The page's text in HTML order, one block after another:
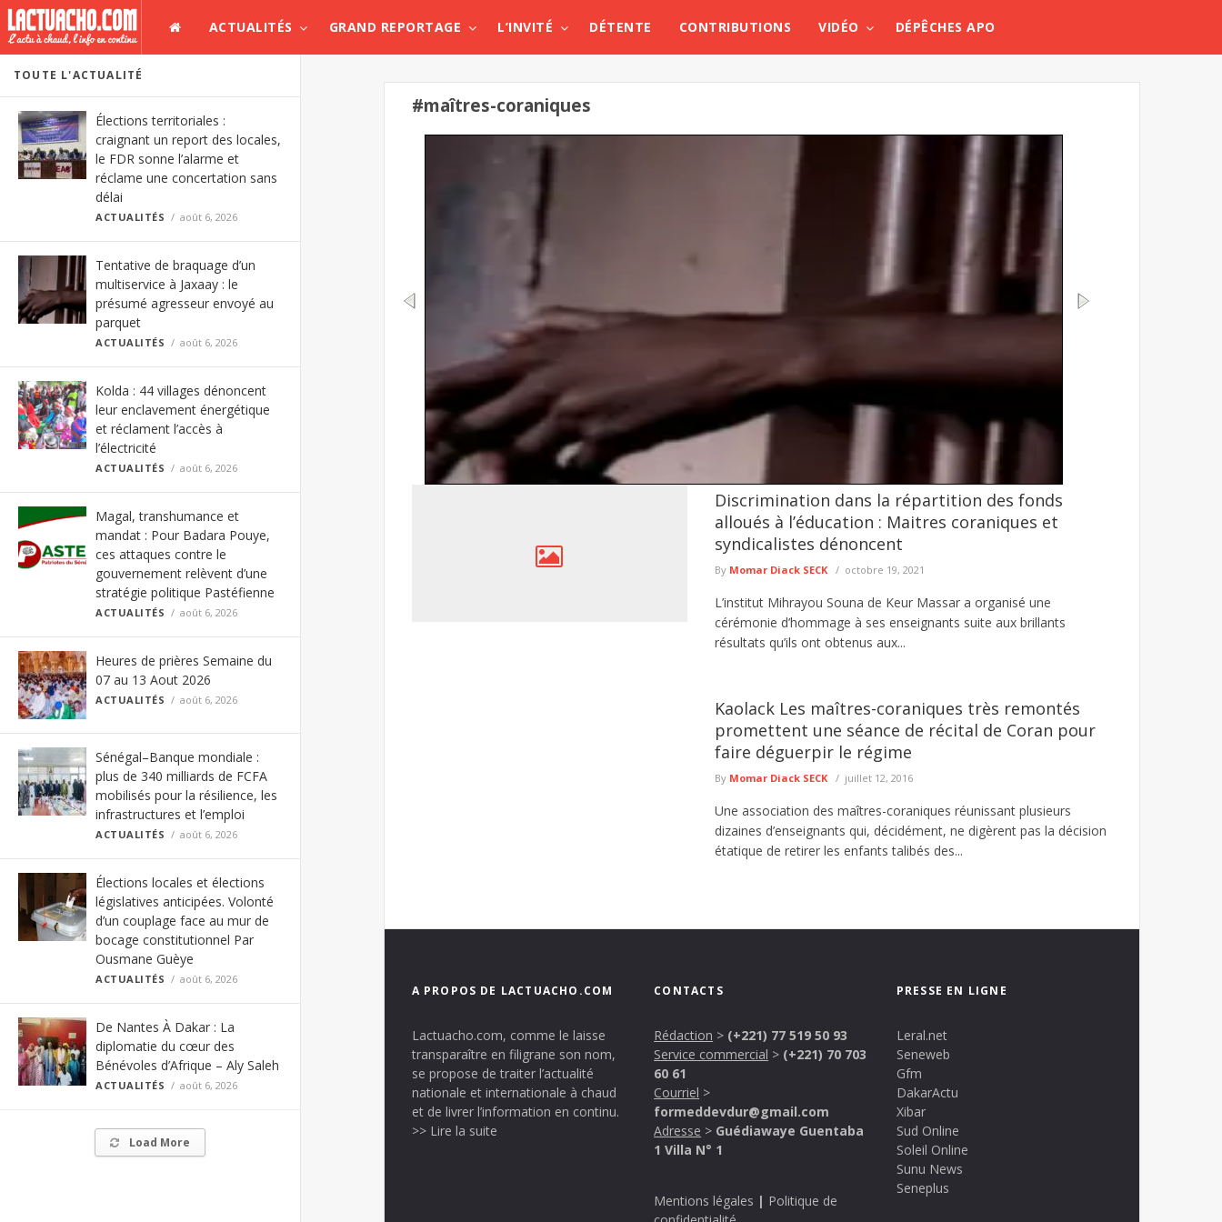
ACTUALITÉS GRAND REPORTAGE L’INVITÉ DÉTENTE CONTRIBUTIONS VIDÉO DÉPÊCHES APO
TOUTE L'ACTUALITÉ
Élections territoriales :
craignant un report des locales,
le FDR sonne l’alarme et
réclame une concertation sans
délai
ACTUALITÉS août 6, 2026
Tentative de braquage d’un
multiservice à Jaxaay : le
présumé agresseur envoyé au
parquet
ACTUALITÉS août 6, 2026
Kolda : 44 villages dénoncent
leur enclavement énergétique
et réclament l’accès à
l’électricité
ACTUALITÉS août 6, 2026
Magal, transhumance et
mandat : Pour Badara Pouye,
ces attaques contre le
gouvernement relèvent d’une
stratégie politique Pastéfienne
ACTUALITÉS août 6, 2026
Heures de prières Semaine du
07 au 13 Aout 2026
ACTUALITÉS août 6, 2026
Sénégal–Banque mondiale :
plus de 340 milliards de FCFA
mobilisés pour la résilience, les
infrastructures et l’emploi
ACTUALITÉS août 6, 2026
Élections locales et élections
législatives anticipées. Volonté
d’un couplage face au mur de
bocage constitutionnel Par
Ousmane Guèye
ACTUALITÉS août 6, 2026
De Nantes À Dakar : La
diplomatie du cœur des
Bénévoles d’Afrique – Aly Saleh
ACTUALITÉS août 6, 2026
Load More
#maîtres-coraniques
Tentative de braquage d’un multiservice à Jaxaay : le présumé agresseur envoyé au parquet
Le Commissariat d’arrondissement de Jaxaay a annoncé le défèrement au parquet d’un individu mis en cause dans une affaire
Discrimination dans la répartition des fonds
alloués à l’éducation : Maitres coraniques et
syndicalistes dénoncent
By Momar Diack SECK octobre 19, 2021
L’institut Mihrayou Souna de Keur Massar a organisé une
cérémonie d’hommage à ses enseignants suite aux brillants
résultats qu’ils ont obtenus aux...
Kaolack Les maîtres-coraniques très remontés
promettent une séance de récital de Coran pour
faire déguerpir le régime
By Momar Diack SECK juillet 12, 2016
Une association des maîtres-coraniques réunissant plusieurs
dizaines d’enseignants qui, décidément, ne digèrent pas la décision
étatique de retirer les enfants talibés des...
A PROPOS DE LACTUACHO.COM
Lactuacho.com, comme le laisse
transparaître en filigrane son nom,
se propose de traiter l’actualité
nationale et internationale à chaud
et de livrer l’information en continu.
>> Lire la suite
CONTACTS
Rédaction > (+221) 77 519 50 93
Service commercial > (+221) 70 703
60 61
Courriel >
formeddevdur@gmail.com
Adresse > Guédiawaye Guentaba
1 Villa N° 1
Mentions légales | Politique de
PRESSE EN LIGNE
Leral.net
Seneweb
Gfm
DakarActu
Xibar
Sud Online
Soleil Online
Sunu News
Seneplus